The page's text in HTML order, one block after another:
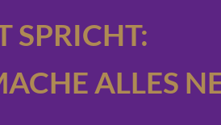
SPRICHT:
ALLES